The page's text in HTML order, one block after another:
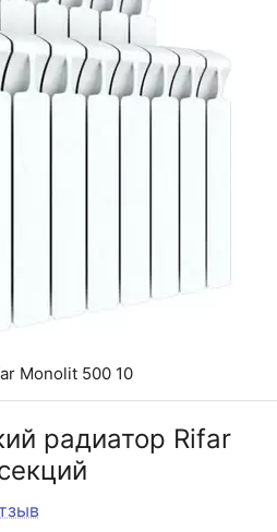
Monolit 500 10
радиатор Rifar